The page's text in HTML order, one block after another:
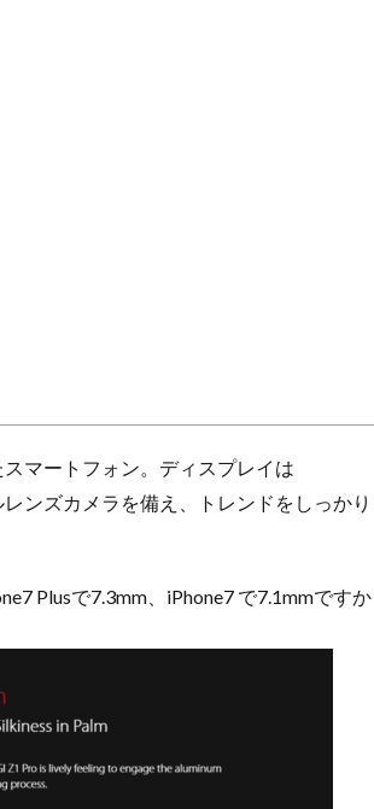
マートフォン。ディスプレイは
ンズカメラを備え、トレンドをしっかり
Plusで7.3mm、iPhone7 で7.1mmですか